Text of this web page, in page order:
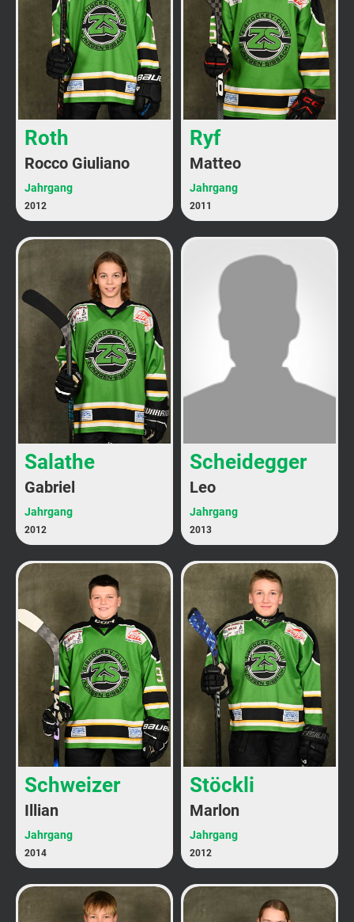
Roth
Rocco Giuliano
Jahrgang
2012
Ryf
Matteo
Jahrgang
2011
Salathe
Gabriel
Jahrgang
2012
Scheidegger
Leo
Jahrgang
2013
Schweizer
Illian
Jahrgang
2014
Stöckli
Marlon
Jahrgang
2012